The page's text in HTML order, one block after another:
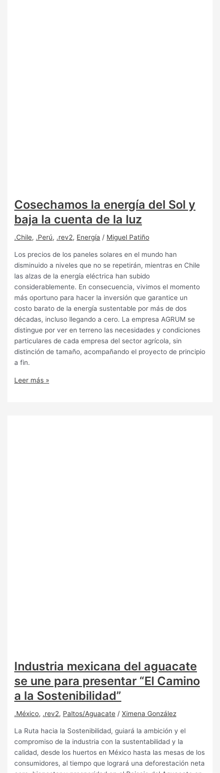
Cosechamos la energía del Sol y
baja la cuenta de la luz
.Chile, .Perú, .rev2, Energía / Miguel Patiño
Los precios de los paneles solares en el mundo han
disminuido a niveles que no se repetirán, mientras en Chile
las alzas de la energía eléctrica han subido
considerablemente. En consecuencia, vivimos el momento
más oportuno para hacer la inversión que garantice un
costo barato de la energía sustentable por más de dos
décadas, incluso llegando a cero. La empresa AGRUM se
distingue por ver en terreno las necesidades y condiciones
particulares de cada empresa del sector agrícola, sin
distinción de tamaño, acompañando el proyecto de principio
a fin.
Leer más »
Industria mexicana del aguacate
se une para presentar “El Camino
a la Sostenibilidad”
.México, .rev2, Paltos/Aguacate /Ximena González
La Ruta hacia la Sostenibilidad, guiará la ambición y el
compromiso de la industria con la sustentabilidad y la
calidad, desde los huertos en México hasta las mesas de los
consumidores, al tiempo que logrará una deforestación neta